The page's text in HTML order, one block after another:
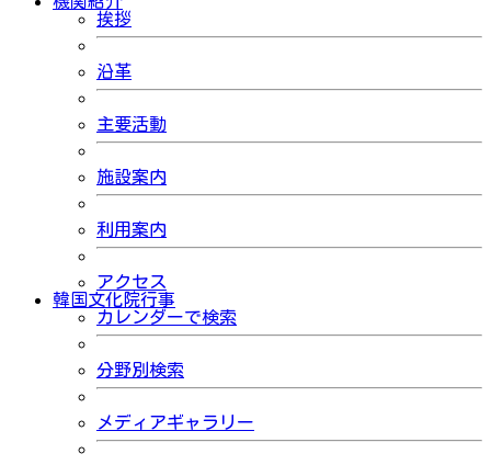
挨拶
沿革
主要活動
施設案内
利用案内
アクセス
韓国文化院行事
カレンダーで検索
分野別検索
メディアギャラリー